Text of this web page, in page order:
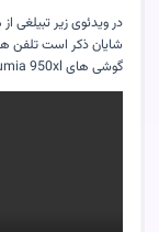
شایان ذکر است تلفن
گوشی های Lumia 950 ، Lumia 950xl و Acer Jade Primo می باشد .